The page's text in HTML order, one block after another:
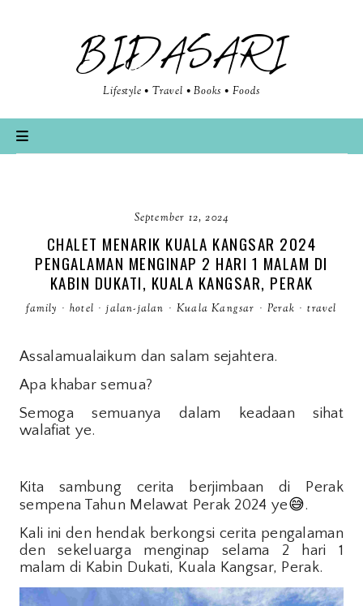
BIDASARI
Lifestyle • Travel • Books • Foods
September 12, 2024
CHALET MENARIK KUALA KANGSAR 2024
PENGALAMAN MENGINAP 2 HARI 1 MALAM DI
KABIN DUKATI, KUALA KANGSAR, PERAK
family · hotel · jalan-jalan · Kuala Kangsar · Perak · travel
Assalamualaikum dan salam sejahtera.
Apa khabar semua?
Semoga semuanya dalam keadaan sihat
walafiat ye.
Kita sambung cerita berjimbaan di Perak
sempena Tahun Melawat Perak 2024 ye😅.
Kali ini den hendak berkongsi cerita pengalaman
den sekeluarga menginap selama 2 hari 1
malam di Kabin Dukati, Kuala Kangsar, Perak.